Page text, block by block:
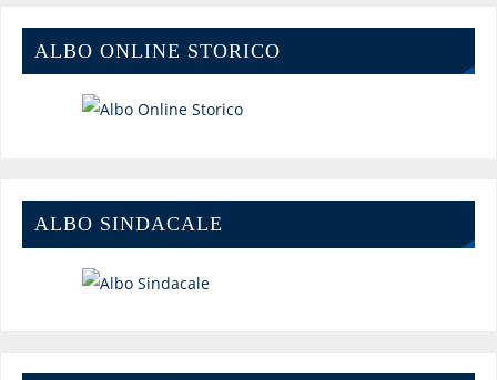
ALBO ONLINE STORICO
ALBO SINDACALE